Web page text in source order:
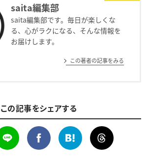
saita編集部
saita編集部です。毎日が楽しくな
る、心がラクになる、そんな情報を
お届けします。
この著者の記事をみる
この記事をシェアする